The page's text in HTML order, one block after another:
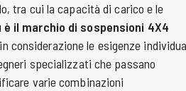
tra cui la capacità di carico e le
è il marchio di sospensioni 4X4
considerazione le esigenze
specializzati che passano
varie combinazioni